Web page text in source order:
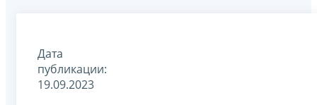
Дата
публикации:
19.09.2023